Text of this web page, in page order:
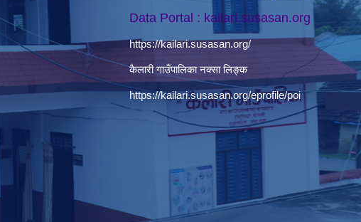
Data Portal : kailari.susasan.org
https://kailari.susasan.org/
कैलारी गाउँपालिका नक्सा लिङ्क
https://kailari.susasan.org/eprofile/poi